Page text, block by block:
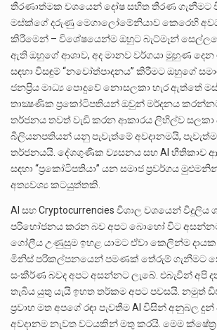
තීරණාත්මක වශයෙන් දෝෂ සහිත තීරණ ගැනීමට
මස්ක්ගේ දරුණු මෙගාලෝමේනියාව කෙරෙහි
කිරීමෙන් – විශේෂයෙන්ම ඔහුට බැට්මෑන්
ඇති ඔහුගේ ආශාව, අද මානව වර්ගයා මුහුණ දෙන
සඳහා විසඳුම් “නවෝත්පාදනය” කිරීමට ඔහුගේ
ජනප්‍රිය මාධ්‍ය පොදුවේ නොසලකා හැර ඇත්තේ
තාක්‍ෂණික ප්‍රකෝටිපතියන් ඔවුන් මර්දනය
තර්ජනය තවත් වැඩි කරන ආකාරය ලිහිල්ව සලකා
බිලියනපතියන් යනු පැවැත්මේ අවදානමයි,
තර්ජනයයි. දේශගුණික ව්‍යසනය සහ AI භීතිකාව
සඳහා “ප්‍රකෝටිපතියා” යන සමාජ ප්‍රවර්ගය
අත්‍යවශ්‍ය කටයුත්තකි.
AI සහ Cryptocurrencies විශාල වශයෙන්
පරිභෝජනය කරන බව අපට බොහෝ විට අසන්නට
ගෝලීය උණුසුම ඉහළ යාමට ඒවා කෙලින්ම
මිනිස් පරිකල්පනයෙන් පමණක් තේරුම් ගැනීමට
සංකීර්ණ බවද අපට අසන්නට ලැබේ. එබැවින් අපි
තැබිය යුතු යැයි ඉහත තර්කම අපට පවසයි. නමුත්
ප්‍රවාහ මත අපගේ රඳා පැවතීම AI විසින් අනුබල
අවදානම නැවත වටයකින් මතු කරයි. මෙම